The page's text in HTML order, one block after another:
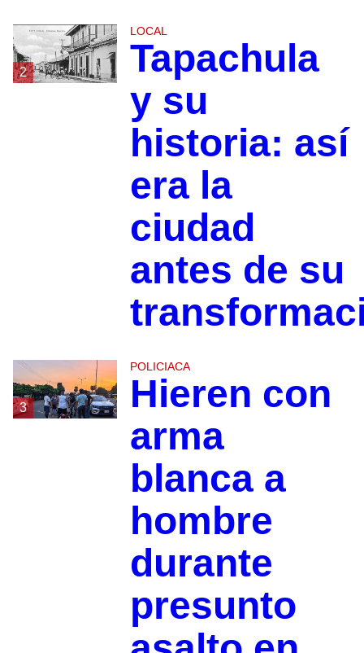
2
LOCAL
Tapachula
y su
historia: así
era la
ciudad
antes de su
3
POLICIACA
Hieren con
arma
blanca a
hombre
durante
presunto